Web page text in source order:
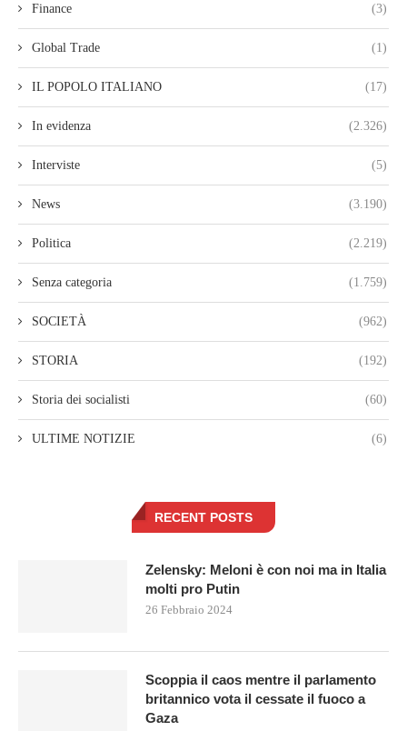
Finance (3)
Global Trade (1)
IL POPOLO ITALIANO (17)
In evidenza (2.326)
Interviste (5)
News (3.190)
Politica (2.219)
Senza categoria (1.759)
SOCIETÀ (962)
STORIA (192)
Storia dei socialisti (60)
ULTIME NOTIZIE (6)
RECENT POSTS
Zelensky: Meloni è con noi ma in Italia
molti pro Putin
26 Febbraio 2024
Scoppia il caos mentre il parlamento
britannico vota il cessate il fuoco a
Gaza